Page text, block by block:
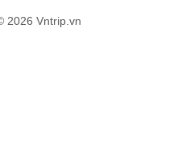
2026 Vntrip.vn